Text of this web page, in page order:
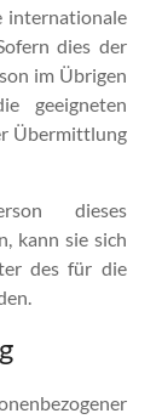
internationale
dies der
im Übrigen
geeigneten
Übermittlung
dieses
kann sie sich
des für die